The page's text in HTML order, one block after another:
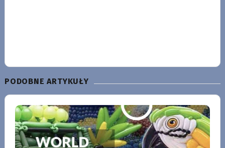
PODOBNE ARTYKUŁY